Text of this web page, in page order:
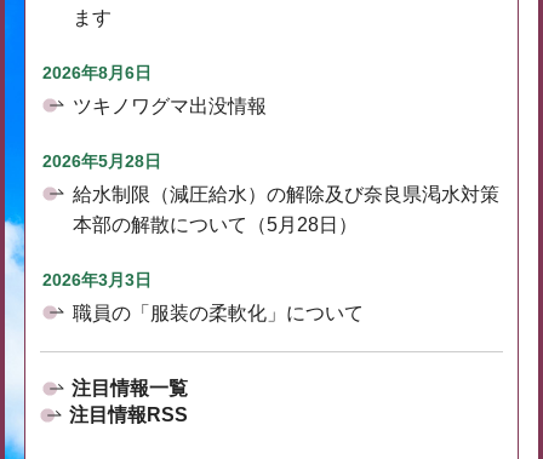
ます
2026年8月6日
ツキノワグマ出没情報
2026年5月28日
給水制限（減圧給水）の解除及び奈良県渇水対策
本部の解散について（5月28日）
2026年3月3日
職員の「服装の柔軟化」について
注目情報一覧
注目情報RSS